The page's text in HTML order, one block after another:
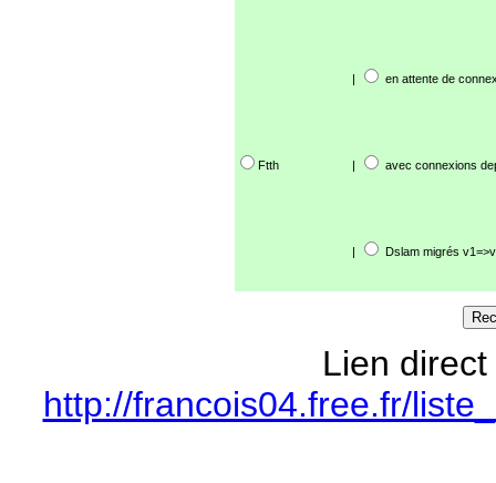
| en attente de
Ftth | avec connexions
| Dslam migrés
Lien
http://francois04.free.fr/